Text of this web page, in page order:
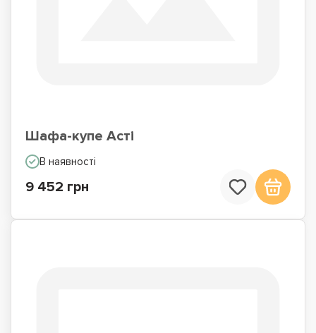
Шафа-купе Асті
В наявності
9 452 грн